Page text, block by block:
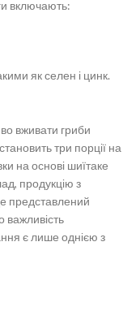
включають:
як селен і цинк.
вживати гриби
три порції на
на основі шиїтаке
продукцію з
представлений
важливість
є лише однією з